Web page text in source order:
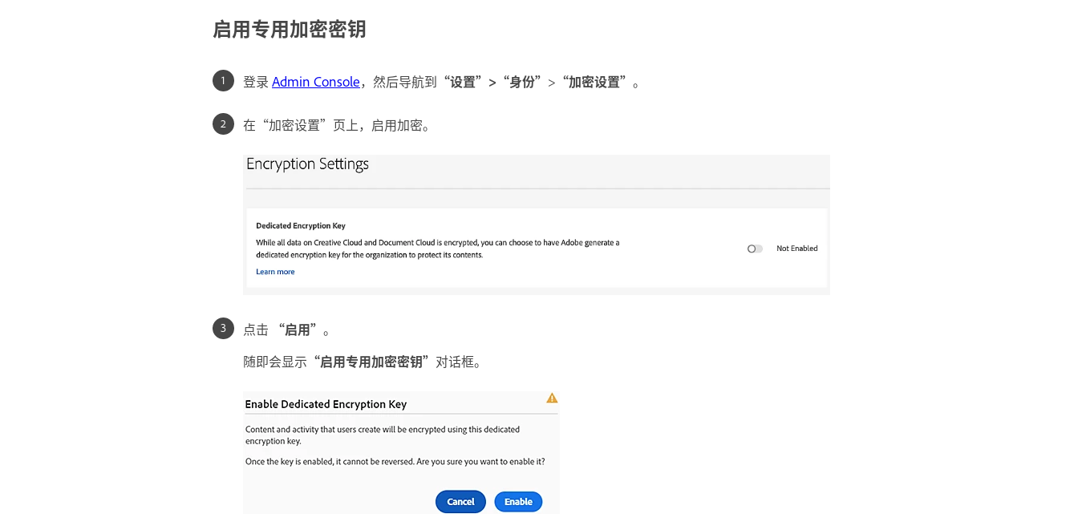
启用专用加密密钥
登录 Admin Console，然后导航到 “设置”>“身份” > “加密设置” 。
在“加密设置”页上，启用加密。
点击 “启用” 。
随即会显示 “启用专用加密密钥” 对话框。